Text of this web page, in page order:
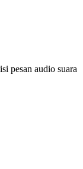
pesan audio suara